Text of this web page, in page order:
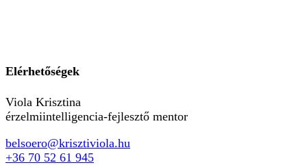
Elérhetőségek
Viola Krisztina
érzelmiintelligencia-fejlesztő mentor
belsoero@krisztiviola.hu
+36 70 52 61 945